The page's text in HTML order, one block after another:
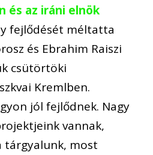
és az iráni elnök
fejlődését méltatta
és Ebrahim Raiszi
csütörtöki
Kremlben.
jól fejlődnek. Nagy
vannak,
tárgyalunk, most